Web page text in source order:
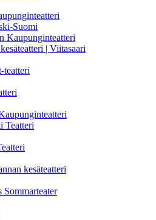
Suomi
Kaupunginteatteri
| Viitasaari
teatteri
Teatteri
kesäteatteri
Sommarteater